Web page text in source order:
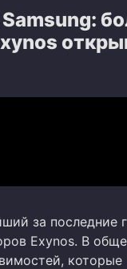
за последние
Exynos. В
которые